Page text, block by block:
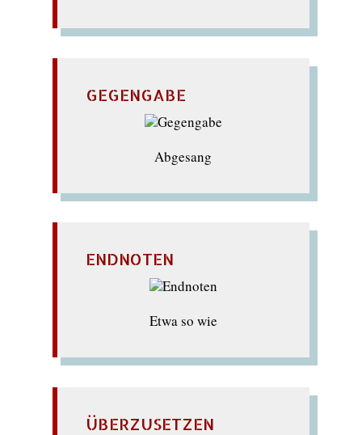
GEGENGABE
Abgesang
ENDNOTEN
Etwa so wie
ÜBERZUSETZEN